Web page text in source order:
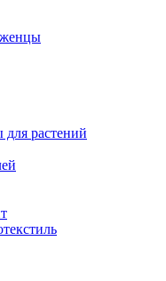
для растений